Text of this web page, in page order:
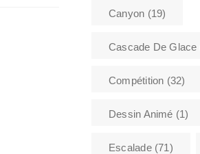
Canyon (19)
Cascade De Glace
Compétition (32)
Dessin Animé (1)
Escalade(71)